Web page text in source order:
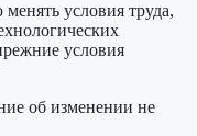
условия труда,
условия
об изменении не